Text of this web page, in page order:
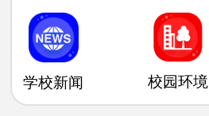
学校新闻 校园环境